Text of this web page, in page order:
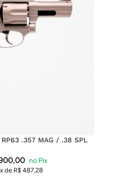
RP63 .357 MAG / .38 SPL
de R$ 487,28